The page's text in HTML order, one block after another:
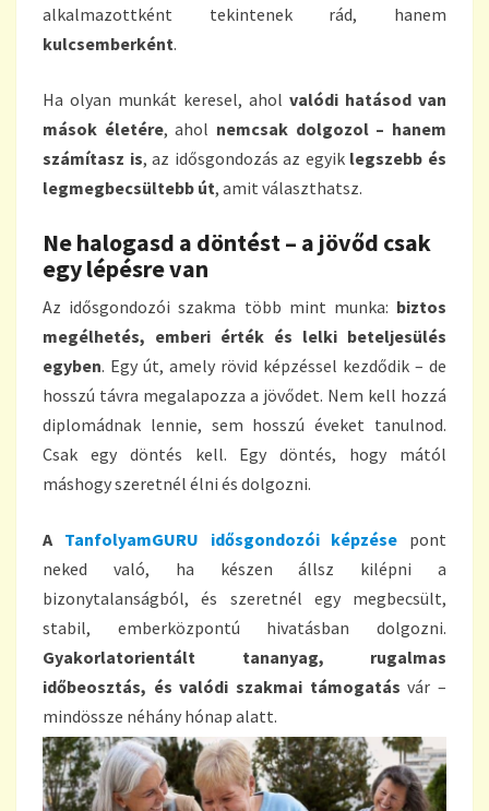
alkalmazottként tekintenek rád, hanem
kulcsemberként.
Ha olyan munkát keresel, ahol valódi hatásod van
mások életére, ahol nemcsak dolgozol – hanem
számítasz is, az idősgondozás az egyik legszebb és
legmegbecsültebb út, amit választhatsz.
Ne halogasd a döntést – a jövőd csak
egy lépésre van
Az idősgondozói szakma több mint munka: biztos
megélhetés, emberi érték és lelki beteljesülés
egyben. Egy út, amely rövid képzéssel kezdődik – de
hosszú távra megalapozza a jövődet. Nem kell hozzá
diplomádnak lennie, sem hosszú éveket tanulnod.
Csak egy döntés kell. Egy döntés, hogy mától
máshogy szeretnél élni és dolgozni.
A TanfolyamGURU idősgondozói képzése pont
neked való, ha készen állsz kilépni a
bizonytalanságból, és szeretnél egy megbecsült,
stabil, emberközpontú hivatásban dolgozni.
Gyakorlatorientált tananyag, rugalmas
időbeosztás, és valódi szakmai támogatás vár –
mindössze néhány hónap alatt.